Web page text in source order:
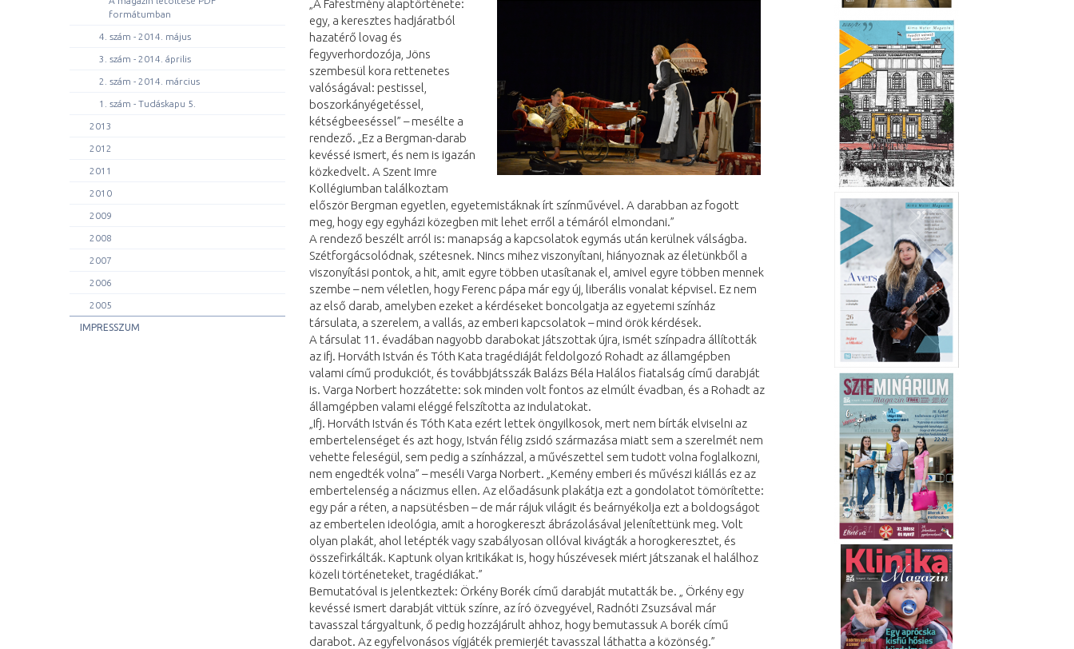
formátumban
4. szám - 2014. május
3. szám - 2014. április
2. szám - 2014. március
1. szám - Tudáskapu 5.
2013
2012
2011
2010
2009
2008
2007
2006
2005
IMPRESSZUM
„A Fafestmény alaptörténete:
egy, a keresztes hadjáratból
hazatérő lovag és
fegyverhordozója, Jöns
szembesül kora rettenetes
valóságával: pestissel,
boszorkányégetéssel,
kétségbeeséssel” – mesélte a
rendező. „Ez a Bergman-darab
kevéssé ismert, és nem is igazán
közkedvelt. A Szent Imre
Kollégiumban találkoztam
először Bergman egyetlen, egyetemistáknak írt színművével. A darabban az fogott
meg, hogy egy egyházi közegben mit lehet erről a témáról elmondani.”
A rendező beszélt arról is: manapság a kapcsolatok egymás után kerülnek válságba.
Szétforgácsolódnak, szétesnek. Nincs mihez viszonyítani, hiányoznak az életünkből a
viszonyítási pontok, a hit, amit egyre többen utasítanak el, amivel egyre többen mennek
szembe – nem véletlen, hogy Ferenc pápa már egy új, liberális vonalat képvisel. Ez nem
az első darab, amelyben ezeket a kérdéseket boncolgatja az egyetemi színház
társulata, a szerelem, a vallás, az emberi kapcsolatok – mind örök kérdések.
A társulat 11. évadában nagyobb darabokat játszottak újra, ismét színpadra állították
az ifj. Horváth István és Tóth Kata tragédiáját feldolgozó Rohadt az államgépben
valami című produkciót, és továbbjátsszák Balázs Béla Halálos fiatalság című darabját
is. Varga Norbert hozzátette: sok minden volt fontos az elmúlt évadban, és a Rohadt az
államgépben valami eléggé felszította az indulatokat.
„Ifj. Horváth István és Tóth Kata ezért lettek öngyilkosok, mert nem bírták elviselni az
embertelenséget és azt hogy, István félig zsidó származása miatt sem a szerelmét nem
vehette feleségül, sem pedig a színházzal, a művészettel sem tudott volna foglalkozni,
nem engedték volna” – meséli Varga Norbert. „Kemény emberi és művészi kiállás ez az
embertelenség a nácizmus ellen. Az előadásunk plakátja ezt a gondolatot tömörítette:
egy pár a réten, a napsütésben – de már rájuk világit és beárnyékolja ezt a boldogságot
az embertelen ideológia, amit a horogkereszt ábrázolásával jelenítettünk meg. Volt
olyan plakát, ahol letépték vagy szabályosan ollóval kivágták a horogkeresztet, és
összefirkálták. Kaptunk olyan kritikákat is, hogy húszévesek miért játszanak el halálhoz
közeli történeteket, tragédiákat.”
Bemutatóval is jelentkeztek: Örkény Borék című darabját mutatták be. „ Örkény egy
kevéssé ismert darabját vittük színre, az író özvegyével, Radnóti Zsuzsával már
tavasszal tárgyaltunk, ő pedig hozzájárult ahhoz, hogy bemutassuk A borék című
darabot. Az egyfelvonásos vígjáték premierjét tavasszal láthatta a közönség.”